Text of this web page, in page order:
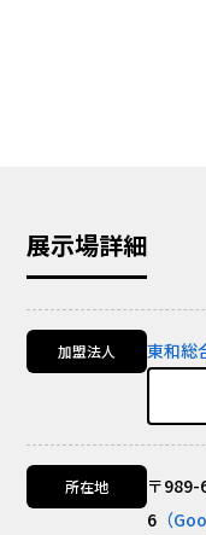
展示場詳細
加盟法人
東和総
所在地
〒989-
6 （